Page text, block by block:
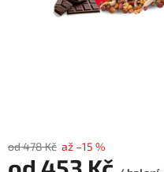
od 478 Kč až –15 %